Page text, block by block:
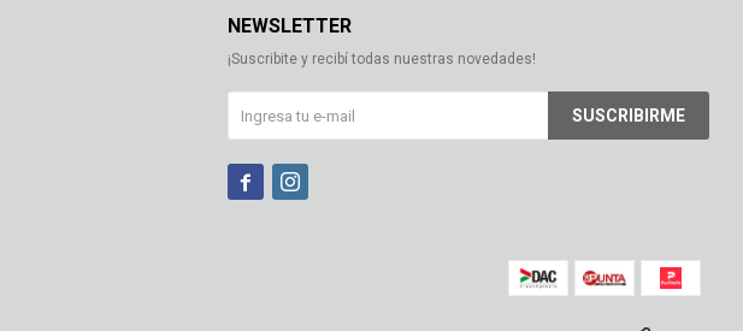
NEWSLETTER
¡Suscribite y recibí todas nuestras novedades!
SUSCRIBIRME
 